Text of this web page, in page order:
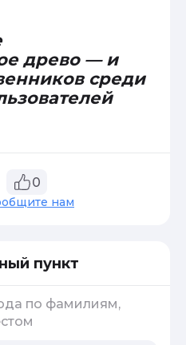
древо — и
среди
0
нам
пункт
по фамилиям,